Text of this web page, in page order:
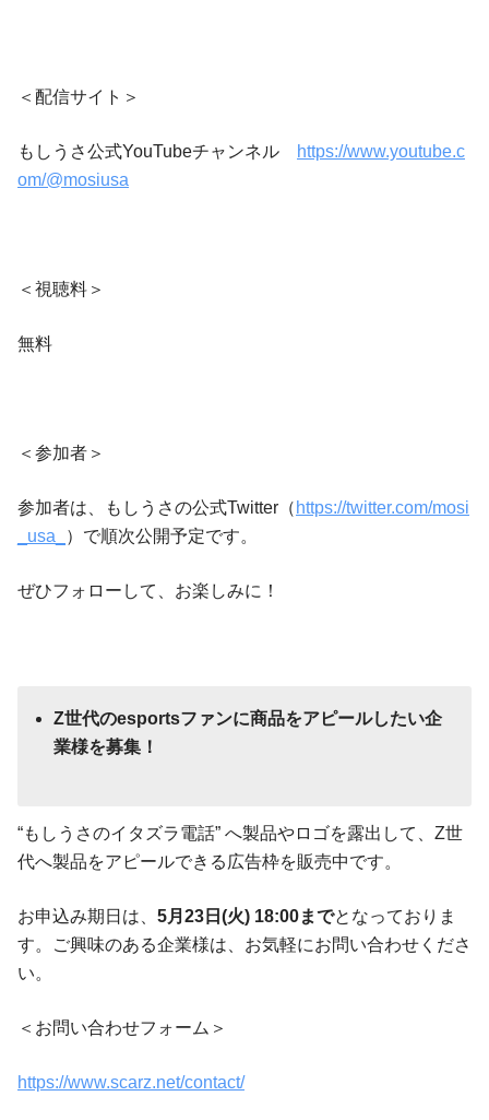
＜配信サイト＞
もしうさ公式YouTubeチャンネル
https://www.youtube.c
om/@mosiusa
＜視聴料＞
無料
＜参加者＞
参加者は、もしうさの公式Twitter（ https://twitter.com/mosi
_usa_
）で順次公開予定です。
ぜひフォローして、お楽しみに！
Z世代のesportsファンに商品をアピールしたい企
業様を募集！
“もしうさのイタズラ電話” へ製品やロゴを露出して、Z世
代へ製品をアピールできる広告枠を販売中です。
お申込み期日は、 5月23日(火) 18:00までとなっておりま
す。ご興味のある企業様は、お気軽にお問い合わせくださ
い。
＜お問い合わせフォーム＞
https://www.scarz.net/contact/